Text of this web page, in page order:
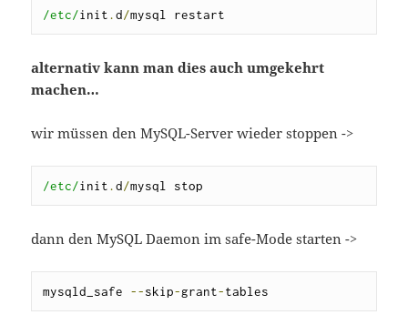
/etc/init.d/mysql restart
alternativ kann man dies auch umgekehrt
machen…
wir müssen den MySQL-Server wieder stoppen ->
/etc/init.d/mysql stop
dann den MySQL Daemon im safe-Mode starten ->
mysqld_safe --skip-grant-tables